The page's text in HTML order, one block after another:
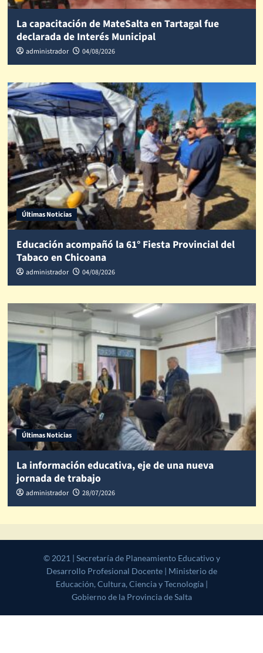
La capacitación de MateSalta en Tartagal fue
declarada de Interés Municipal
administrador 04/08/2026
Últimas Noticias
Educación acompañó la 61° Fiesta Provincial del
Tabaco en Chicoana
administrador 04/08/2026
Últimas Noticias
La información educativa, eje de una nueva
jornada de trabajo
administrador 28/07/2026
© 2021 | Secretaría de Planeamiento Educativo y Desarrollo
Profesional Docente | Ministerio de Educación, Cultura, Ciencia y
Tecnología | Gobierno de la Provincia de Salta|CoverNews
themes.